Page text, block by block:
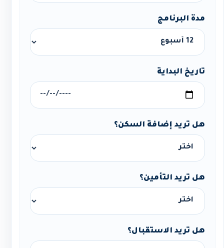
مدة البرنامج
تاريخ البداية
هل تريد إضافة السكن؟
هل تريد التأمين؟
هل تريد الاستقبال؟